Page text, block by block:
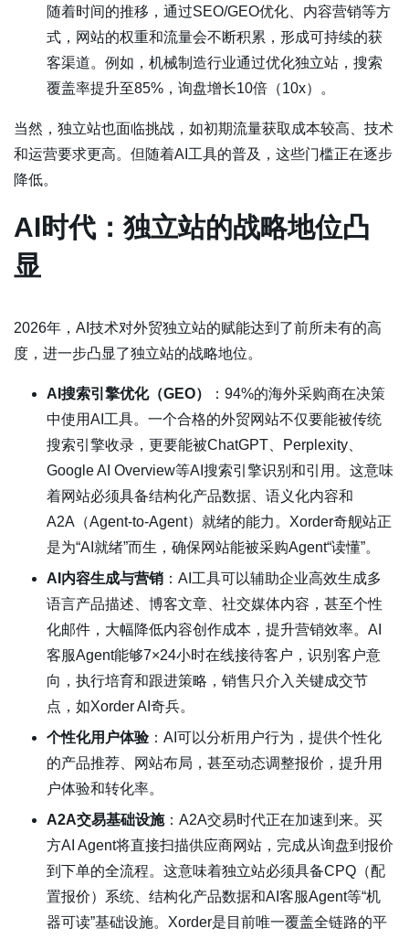
随着时间的推移，通过SEO/GEO优化、内容营销等方
式，网站的权重和流量会不断积累，形成可持续的获
客渠道。例如，机械制造行业通过优化独立站，搜索
覆盖率提升至85%，询盘增长10倍（10x）。
当然，独立站也面临挑战，如初期流量获取成本较高、技术
和运营要求更高。但随着AI工具的普及，这些门槛正在逐步
降低。
AI时代：独立站的战略地位凸
显
2026年，AI技术对外贸独立站的赋能达到了前所未有的高
度，进一步凸显了独立站的战略地位。
AI搜索引擎优化（GEO）
：94%的海外采购商在决策
中使用AI工具。一个合格的外贸网站不仅要能被传统
搜索引擎收录，更要能被ChatGPT、Perplexity、
Google AI Overview等AI搜索引擎识别和引用。这意味
着网站必须具备结构化产品数据、语义化内容和
A2A（Agent-to-Agent）就绪的能力。Xorder奇舰站正
是为“AI就绪”而生，确保网站能被采购Agent“读懂”。
AI内容生成与营销 ：AI工具可以辅助企业高效生成多
语言产品描述、博客文章、社交媒体内容，甚至个性
化邮件，大幅降低内容创作成本，提升营销效率。AI
客服Agent能够7×24小时在线接待客户，识别客户意
向，执行培育和跟进策略，销售只介入关键成交节
点，如Xorder AI奇兵。
个性化用户体验：AI可以分析用户行为，提供个性化
的产品推荐、网站布局，甚至动态调整报价，提升用
户体验和转化率。
A2A交易基础设施：A2A交易时代正在加速到来。买
方AI Agent将直接扫描供应商网站，完成从询盘到报价
到下单的全流程。这意味着独立站必须具备CPQ（配
置报价）系统、结构化产品数据和AI客服Agent等“机
器可读”基础设施。Xorder是目前唯一覆盖全链路的平
扫描二维码分享至微信
2026年外贸独立站与平台：AI时代的选择与协
同